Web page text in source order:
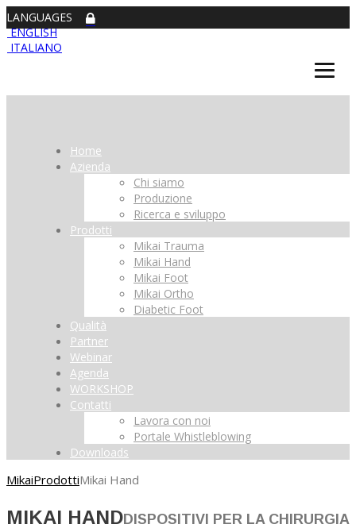
LANGUAGES
ENGLISH
ITALIANO
Home
Azienda
Chi siamo
Produzione
Ricerca e sviluppo
Prodotti
Mikai Trauma
Mikai Hand
Mikai Foot
Mikai Ortho
Diabetic Foot
Qualità
Partner
Webinar
Agenda
WORKSHOP
Contatti
Lavora con noi
Portale Whistleblowing
Downloads
MikaiProdottiMikai Hand
MIKAI HANDDISPOSITIVI PER LA CHIRURGIA